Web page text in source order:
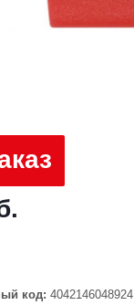
код: 4042146048924